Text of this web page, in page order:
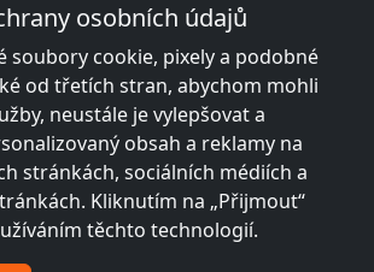
osobních údajů
soubory cookie, pixely a podobné
od třetích stran, abychom mohli
neustále je vylepšovat a
obsah a reklamy na
stránkách, sociálních médiích a
Kliknutím na „Přijmout“
těchto technologií.